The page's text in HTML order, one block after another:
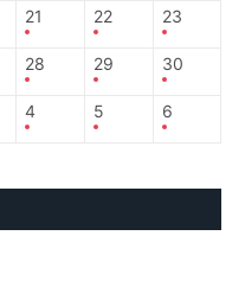
21 22 23
28 29 30
4 5 6